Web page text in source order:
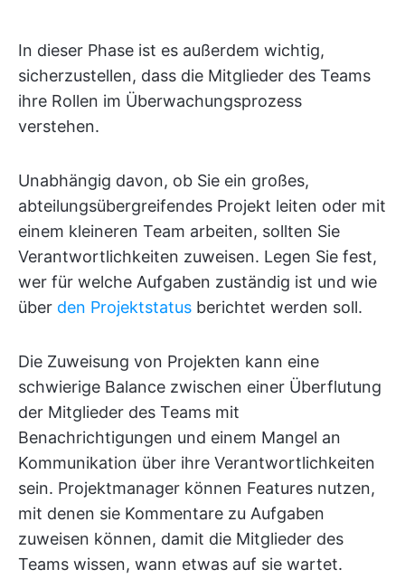
In dieser Phase ist es außerdem wichtig,
sicherzustellen, dass die Mitglieder des Teams
ihre Rollen im Überwachungsprozess
verstehen.
Unabhängig davon, ob Sie ein großes,
abteilungsübergreifendes Projekt leiten oder mit
einem kleineren Team arbeiten, sollten Sie
Verantwortlichkeiten zuweisen. Legen Sie fest,
wer für welche Aufgaben zuständig ist und wie
über den Projektstatus berichtet werden soll.
Die Zuweisung von Projekten kann eine
schwierige Balance zwischen einer Überflutung
der Mitglieder des Teams mit
Benachrichtigungen und einem Mangel an
Kommunikation über ihre Verantwortlichkeiten
sein. Projektmanager können Features nutzen,
mit denen sie Kommentare zu Aufgaben
zuweisen können, damit die Mitglieder des
Teams wissen, wann etwas auf sie wartet.